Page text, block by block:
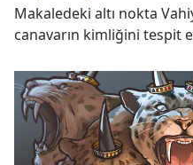
Makaledeki altı nokta
canavarın kimliğini tespit